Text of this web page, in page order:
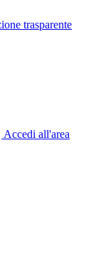
trasparente
Accedi all'area